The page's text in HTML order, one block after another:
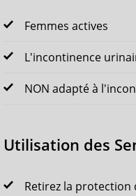
Femmes actives
L'incontinence
NON adapté à
Utilisation des
Retirez la protection